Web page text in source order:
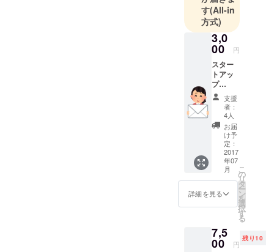
ウィークエ
ンドに興味
を持ち、参
加者から
オーガナイ
ザーを経て
今回夕張で
の開催を企
画提案す
す(All-in
方式)
3,0
00 円
スター
トアッ
プ
ウィー
クエン
ドス
テッ
カー
お礼の
メー
ル。
支援
者：
4人
お届
け予
定：
2017
年07
月
詳細を見る
こ
の
リ
タ
ー
ン
を
選
択
す
る
7,5
00 円
残り10